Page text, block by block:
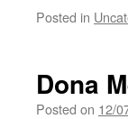
Posted in
Dona
Posted on 12/